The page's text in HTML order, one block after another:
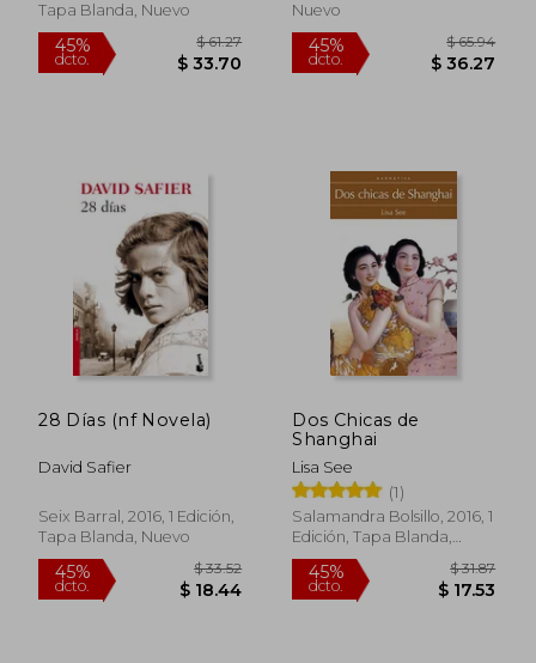
45%
dcto. $ 18.02
40%
dcto.
Tapa Blanda, Nuevo Nuevo
28 Días (nf Novela)
David Safier
Seix Barral, 2016, 1 Edición,
Tapa Blanda, Nuevo
Dos Chicas de
Shanghai
Lisa See
(1)
Salamandra Bolsillo, 2016, 1
Edición, Tapa Blanda,
Nuevo